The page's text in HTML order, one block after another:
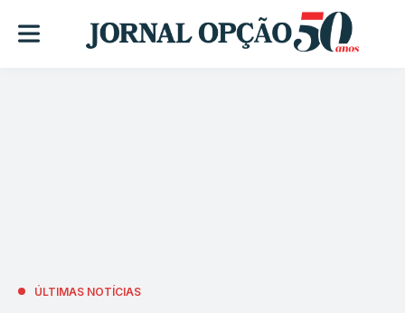
ÚLTIMAS NOTÍCIAS